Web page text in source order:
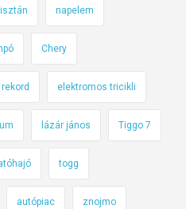
napelem
Chery
rekord elektromos tricikli
lázár jános Tiggo 7
togg
autópiac znojmo